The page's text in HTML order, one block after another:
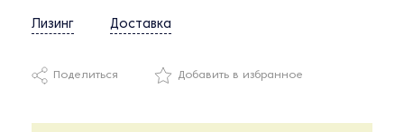
Лизинг Доставка
Поделиться Добавить в избранное